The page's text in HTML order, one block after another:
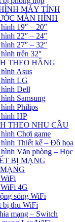
MÁY TÍNH
MÀN HÌNH
19″ – 20″
22″ – 24″
27″ – 32″
trên 32″
THEO HÃNG
Asus
LG
Dell
Samsung
Philips
HP
THEO NHU CẦU
Chơi game
Thiết kế – Đồ họa
Văn phòng – Học
BỊ MẠNG
4G
sóng WiFi
bị thu WiFi
mạng – Switch